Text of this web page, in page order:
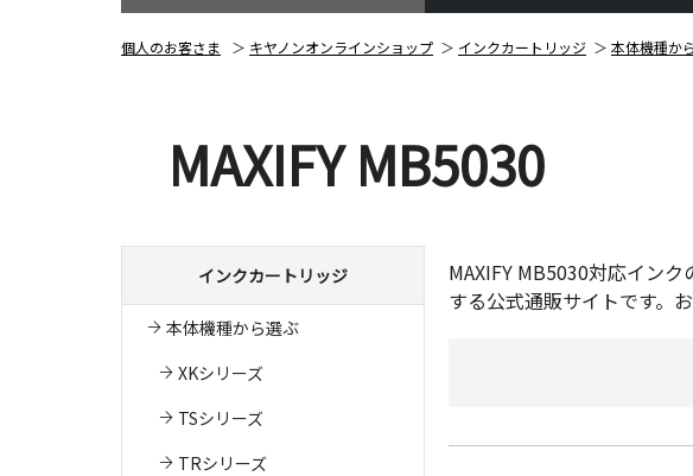
個人のお客さま キヤノンオンラインショップ インクカートリッジ 本体機種か
MAXIFY MB5030
インクカートリッジ
本体機種から選ぶ
XKシリーズ
TSシリーズ
TRシリーズ
MAXIFY MB5030対応イン
する公式通販サイトです。